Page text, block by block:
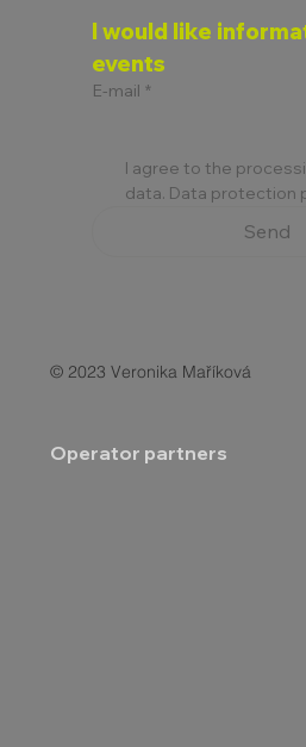
I would like
events
E-mail *
I agree to the
data. Data protection
Send
© 2023 Veronika Maříková
Operator partners